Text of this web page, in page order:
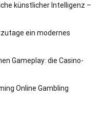
künstlicher Intelligenz –
ein modernes
Gameplay: die Casino-
Online Gambling